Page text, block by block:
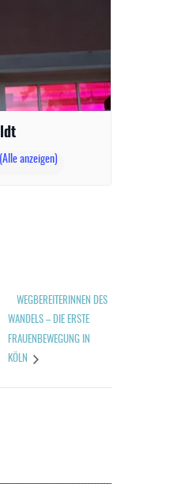
WEGBEREITERINNEN DES
WANDELS – DIE ERSTE
FRAUENBEWEGUNG IN
KÖLN